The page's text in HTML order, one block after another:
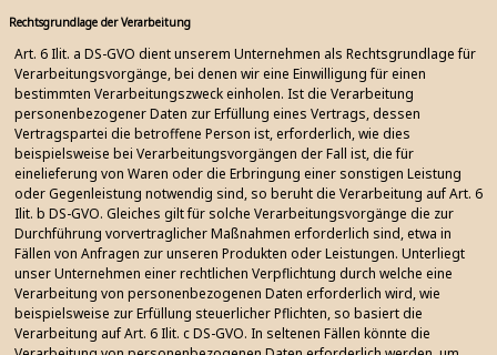
Rechtsgrundlage der Verarbeitung
Art. 6 Ilit. a DS-GVO dient unserem Unternehmen als Rechtsgrundlage für
Verarbeitungsvorgänge, bei denen wir eine Einwilligung für einen
bestimmten Verarbeitungszweck einholen. Ist die Verarbeitung
personenbezogener Daten zur Erfüllung eines Vertrags, dessen
Vertragspartei die betroffene Person ist, erforderlich, wie dies
beispielsweise bei Verarbeitungsvorgängen der Fall ist, die für
einelieferung von Waren oder die Erbringung einer sonstigen Leistung
oder Gegenleistung notwendig sind, so beruht die Verarbeitung auf Art. 6
Ilit. b DS-GVO. Gleiches gilt für solche Verarbeitungsvorgänge die zur
Durchführung vorvertraglicher Maßnahmen erforderlich sind, etwa in
Fällen von Anfragen zur unseren Produkten oder Leistungen. Unterliegt
unser Unternehmen einer rechtlichen Verpflichtung durch welche eine
Verarbeitung von personenbezogenen Daten erforderlich wird, wie
beispielsweise zur Erfüllung steuerlicher Pflichten, so basiert die
Verarbeitung auf Art. 6 Ilit. c DS-GVO. In seltenen Fällen könnte die